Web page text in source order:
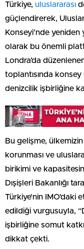
Türkiye, uluslararası
güçlendirerek,
Konseyi’nde yeniden
olarak bu önemli
Londra’da
toplantısında
denizcilik işbirliğine
Bu gelişme,
korunması ve
birikimi ve
Dışişleri Bakanlığı
Türkiye’nin
edildiği vurgusuyla,
işbirliğine somut
dikkat çekti.